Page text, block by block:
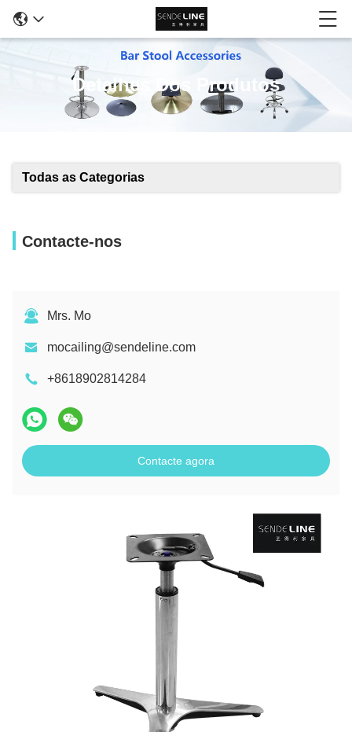
Detalhes Dos Produtos
Todas as Categorias
Contacte-nos
Mrs. Mo
mocailing@sendeline.com
+8618902814284
Contacte agora